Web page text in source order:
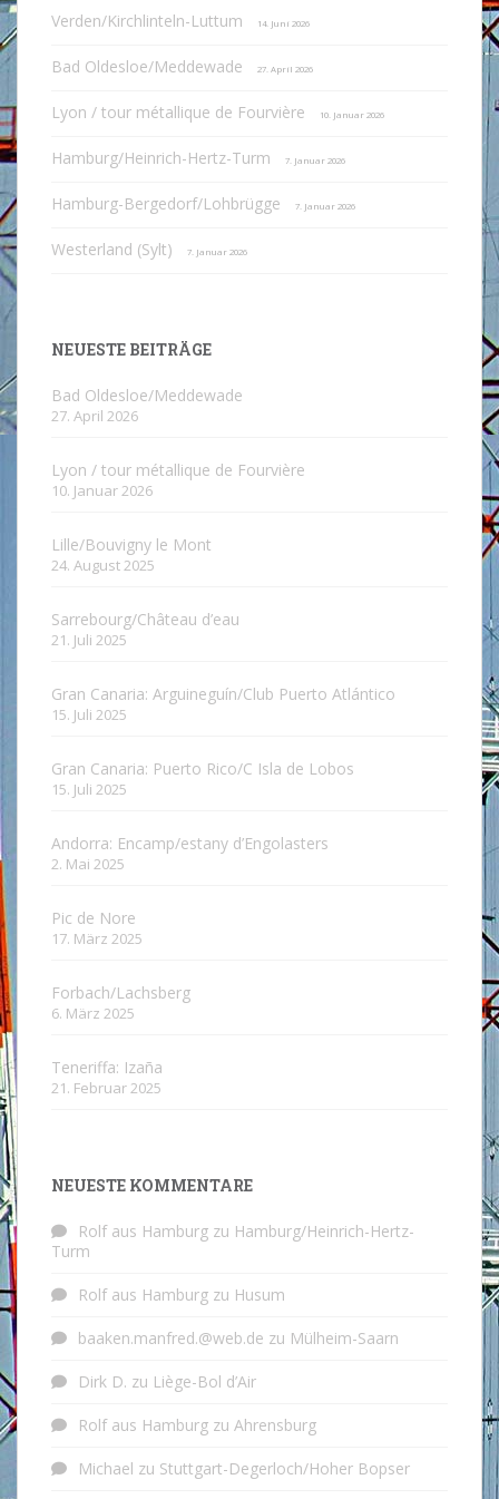
Verden/Kirchlinteln-Luttum 14. Juni 2026
Bad Oldesloe/Meddewade 27. April 2026
Lyon / tour métallique de Fourvière 10. Januar 2026
Hamburg/Heinrich-Hertz-Turm 7. Januar 2026
Hamburg-Bergedorf/Lohbrügge 7. Januar 2026
Westerland (Sylt) 7. Januar 2026
NEUESTE BEITRÄGE
Bad Oldesloe/Meddewade
27. April 2026
Lyon / tour métallique de Fourvière
10. Januar 2026
Lille/Bouvigny le Mont
24. August 2025
Sarrebourg/Château d’eau
21. Juli 2025
Gran Canaria: Arguineguín/Club Puerto Atlántico
15. Juli 2025
Gran Canaria: Puerto Rico/C Isla de Lobos
15. Juli 2025
Andorra: Encamp/estany d’Engolasters
2. Mai 2025
Pic de Nore
17. März 2025
Forbach/Lachsberg
6. März 2025
Teneriffa: Izaña
21. Februar 2025
NEUESTE KOMMENTARE
Rolf aus Hamburg zu Hamburg/Heinrich-Hertz-
Turm
Rolf aus Hamburg zu Husum
baaken.manfred.@web.de zu Mülheim-Saarn
Dirk D. zu Liège-Bol d’Air
Rolf aus Hamburg zu Ahrensburg
Michael zu Stuttgart-Degerloch/Hoher Bopser